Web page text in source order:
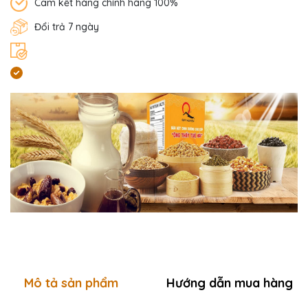
Cam kết hàng chính hãng 100%
Đổi trả 7 ngày
Mô tả sản phẩm Hướng dẫn mua hàng